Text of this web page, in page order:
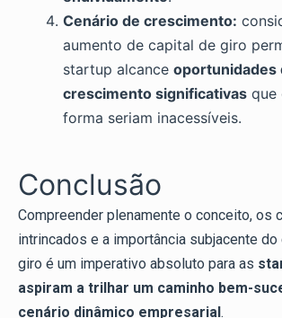
Cenário de crescimento:
aumento de capital de giro
startup alcance oportunidades
crescimento significativas que
forma seriam inacessíveis.
Conclusão
Compreender plenamente o conceito, os
intrincados e a importância subjacente do
giro é um imperativo absoluto para as
aspiram a trilhar um caminho bem-
cenário dinâmico empresarial.